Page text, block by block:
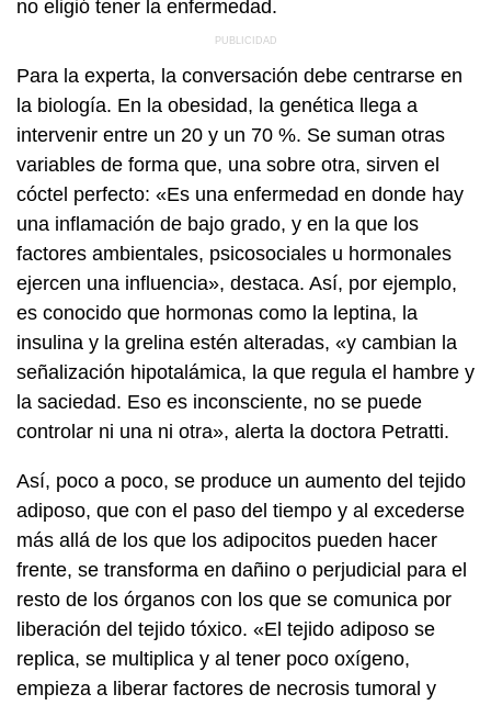
no eligió tener la enfermedad.
Para la experta, la conversación debe centrarse en
la biología. En la obesidad, la genética llega a
intervenir entre un 20 y un 70 %. Se suman otras
variables de forma que, una sobre otra, sirven el
cóctel perfecto: «Es una enfermedad en donde hay
una inflamación de bajo grado, y en la que los
factores ambientales, psicosociales u hormonales
ejercen una influencia», destaca. Así, por ejemplo,
es conocido que hormonas como la leptina, la
insulina y la grelina estén alteradas, «y cambian la
señalización hipotalámica, la que regula el hambre y
la saciedad. Eso es inconsciente, no se puede
controlar ni una ni otra», alerta la doctora Petratti.
Así, poco a poco, se produce un aumento del tejido
adiposo, que con el paso del tiempo y al excederse
más allá de los que los adipocitos pueden hacer
frente, se transforma en dañino o perjudicial para el
resto de los órganos con los que se comunica por
liberación del tejido tóxico. «El tejido adiposo se
replica, se multiplica y al tener poco oxígeno,
empieza a liberar factores de necrosis tumoral y